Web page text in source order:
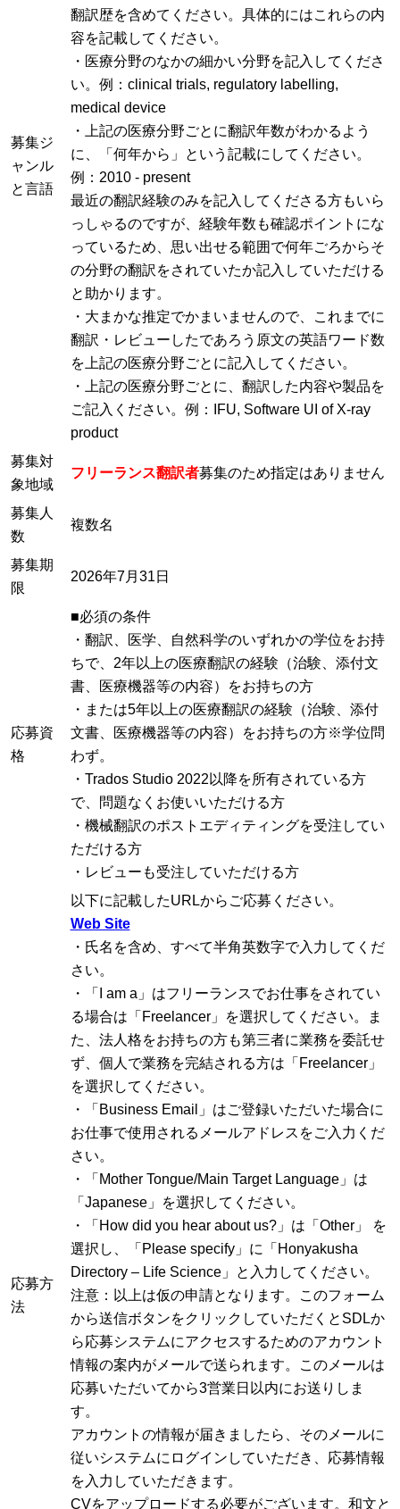
募集ジ
ャンル
と言語
翻訳歴を含めてください。具体的にはこれらの内
容を記載してください。
・医療分野のなかの細かい分野を記入してくださ
い。例：clinical trials, regulatory labelling,
medical device
・上記の医療分野ごとに翻訳年数がわかるよう
に、「何年から」という記載にしてください。
例：2010 - present
最近の翻訳経験のみを記入してくださる方もいら
っしゃるのですが、経験年数も確認ポイントにな
っているため、思い出せる範囲で何年ごろからそ
の分野の翻訳をされていたか記入していただける
と助かります。
・大まかな推定でかまいませんので、これまでに
翻訳・レビューしたであろう原文の英語ワード数
を上記の医療分野ごとに記入してください。
・上記の医療分野ごとに、翻訳した内容や製品を
ご記入ください。例：IFU, Software UI of X-ray
product
募集対
象地域
フリーランス翻訳者募集のため指定はありません
募集人
数
複数名
募集期
限
2026年7月31日
応募資
格
■必須の条件
・翻訳、医学、自然科学のいずれかの学位をお持
ちで、2年以上の医療翻訳の経験（治験、添付文
書、医療機器等の内容）をお持ちの方
・または5年以上の医療翻訳の経験（治験、添付
文書、医療機器等の内容）をお持ちの方※学位問
わず。
・Trados Studio 2022以降を所有されている方
で、問題なくお使いいただける方
・機械翻訳のポストエディティングを受注してい
ただける方
・レビューも受注していただける方
応募方
法
以下に記載したURLからご応募ください。
Web Site
・氏名を含め、すべて半角英数字で入力してくだ
さい。
・「I am a」はフリーランスでお仕事をされてい
る場合は「Freelancer」を選択してください。ま
た、法人格をお持ちの方も第三者に業務を委託せ
ず、個人で業務を完結される方は「Freelancer」
を選択してください。
・「Business Email」はご登録いただいた場合に
お仕事で使用されるメールアドレスをご入力くだ
さい。
・「Mother Tongue/Main Target Language」は
「Japanese」を選択してください。
・「How did you hear about us?」は「Other」 を
選択し、「Please specify」に「Honyakusha
Directory – Life Science」と入力してください。
注意：以上は仮の申請となります。このフォーム
から送信ボタンをクリックしていただくとSDLか
ら応募システムにアクセスするためのアカウント
情報の案内がメールで送られます。このメールは
応募いただいてから3営業日以内にお送りしま
す。
アカウントの情報が届きましたら、そのメールに
従いシステムにログインしていただき、応募情報
を入力していただきます。
CVをアップロードする必要がございます。和文と